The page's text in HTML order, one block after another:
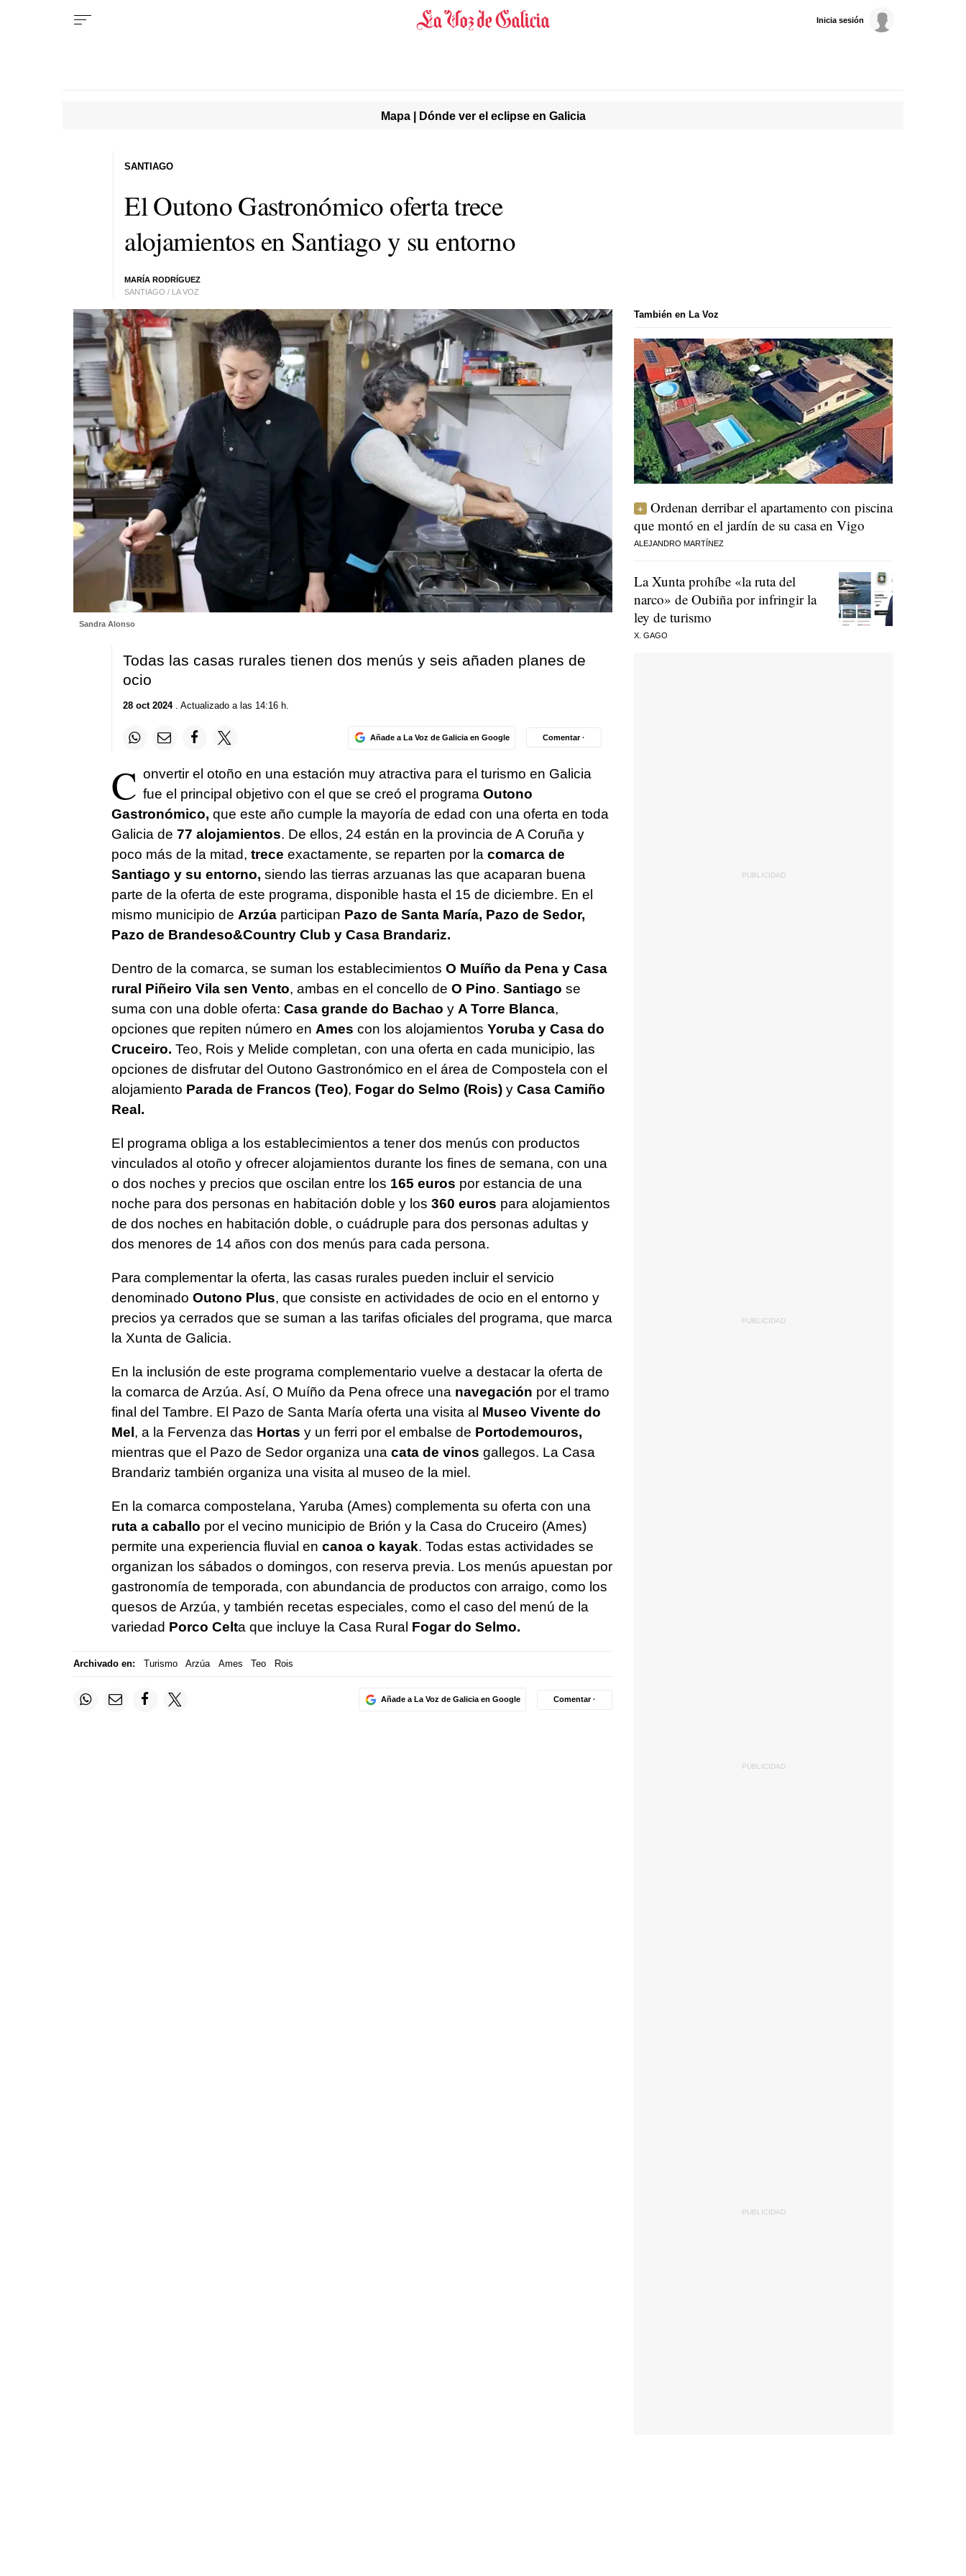
Inicia sesión
Mapa | Dónde ver el eclipse en Galicia
El Outono Gastronómico oferta trece
alojamientos en Santiago y su entorno
MARÍA RODRÍGUEZ
SANTIAGO / LA VOZ
SANTIAGO
Sandra Alonso
Todas las casas rurales tienen dos menús y seis añaden planes de
ocio
28 oct 2024. Actualizado a las 14:16 h.
Añade a La Voz de Galicia en Google Comentar ·
C onvertir el otoño en una estación muy atractiva para el turismo en Galicia
fue el principal objetivo con el que se creó el programa Outono
Gastronómico, que este año cumple la mayoría de edad con una oferta en toda
Galicia de 77 alojamientos. De ellos, 24 están en la provincia de A Coruña y
poco más de la mitad, trece exactamente, se reparten por la comarca de
Santiago y su entorno, siendo las tierras arzuanas las que acaparan buena
parte de la oferta de este programa, disponible hasta el 15 de diciembre. En el
mismo municipio de Arzúaparticipan Pazo de Santa María, Pazo de Sedor,
Pazo de Brandeso&Country Club y Casa Brandariz.
Dentro de la comarca, se suman los establecimientos O Muíño da Pena y Casa
rural Piñeiro Vila sen Vento, ambas en el concello de O Pino. Santiago se
suma con una doble oferta: Casa grande do Bachao y A Torre Blanca,
opciones que repiten número en Ames con los alojamientos Yoruba y Casa do
Cruceiro. Teo, Rois y Melide completan, con una oferta en cada municipio, las
opciones de disfrutar del Outono Gastronómico en el área de Compostela con el
alojamiento Parada de Francos (Teo), Fogar do Selmo (Rois)yCasa Camiño
Real.
El programa obliga a los establecimientos a tener dos menús con productos
vinculados al otoño y ofrecer alojamientos durante los fines de semana, con una
o dos noches y precios que oscilan entre los 165 euros por estancia de una
noche para dos personas en habitación doble y los 360 euros para alojamientos
de dos noches en habitación doble, o cuádruple para dos personas adultas y
dos menores de 14 años con dos menús para cada persona.
Para complementar la oferta, las casas rurales pueden incluir el servicio
denominado Outono Plus, que consiste en actividades de ocio en el entorno y
precios ya cerrados que se suman a las tarifas oficiales del programa, que marca
la Xunta de Galicia.
En la inclusión de este programa complementario vuelve a destacar la oferta de
la comarca de Arzúa. Así, O Muíño da Pena ofrece una navegación por el tramo
final del Tambre. El Pazo de Santa María oferta una visita al Museo Vivente do
Mel, a la Fervenza das Hortas y un ferri por el embalse de Portodemouros,
mientras que el Pazo de Sedor organiza una cata de vinos gallegos. La Casa
Brandariz también organiza una visita al museo de la miel.
En la comarca compostelana, Yaruba (Ames) complementa su oferta con una
ruta a caballo por el vecino municipio de Brión y la Casa do Cruceiro (Ames)
permite una experiencia fluvial en canoa o kayak. Todas estas actividades se
organizan los sábados o domingos, con reserva previa. Los menús apuestan por
gastronomía de temporada, con abundancia de productos con arraigo, como los
quesos de Arzúa, y también recetas especiales, como el caso del menú de la
variedad Porco Celta que incluye la Casa Rural Fogar do Selmo.
Archivado en: Turismo Arzúa Ames Teo Rois
Añade a La Voz de Galicia en Google Comentar ·
También en La Voz
Ordenan derribar el apartamento con piscina
que montó en el jardín de su casa en Vigo
ALEJANDRO MARTÍNEZ
La Xunta prohíbe «la ruta del
narco» de Oubiña por infringir la
ley de turismo
X. GAGO